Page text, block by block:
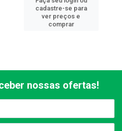
cadastre-se para
ver preços e
comprar
nossas ofertas!